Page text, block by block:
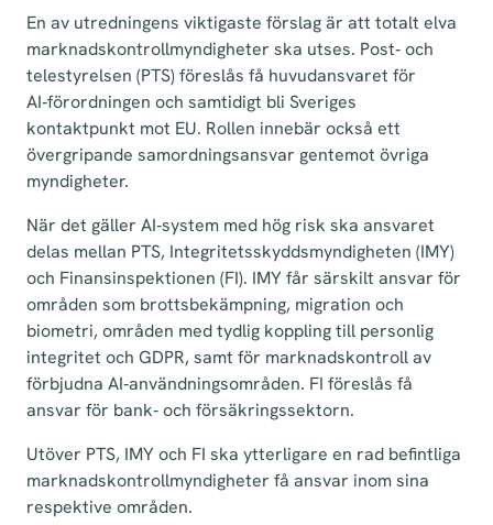
En av utredningens viktigaste förslag är att totalt elva
marknadskontrollmyndigheter ska utses. Post‑ och
telestyrelsen (PTS) föreslås få huvudansvaret för
AI‑förordningen och samtidigt bli Sveriges
kontaktpunkt mot EU. Rollen innebär också ett
övergripande samordningsansvar gentemot övriga
myndigheter.
När det gäller AI‑system med hög risk ska ansvaret
delas mellan PTS, Integritetsskyddsmyndigheten (IMY)
och Finansinspektionen (FI). IMY får särskilt ansvar för
områden som brottsbekämpning, migration och
biometri, områden med tydlig koppling till personlig
integritet och GDPR, samt för marknadskontroll av
förbjudna AI‑användningsområden. FI föreslås få
ansvar för bank‑ och försäkringssektorn.
Utöver PTS, IMY och FI ska ytterligare en rad befintliga
marknadskontrollmyndigheter få ansvar inom sina
respektive områden.